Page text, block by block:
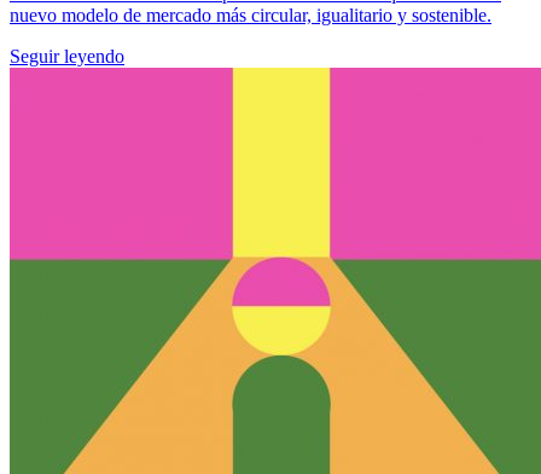
nuevo modelo de mercado más circular, igualitario y sostenible.
Seguir leyendo